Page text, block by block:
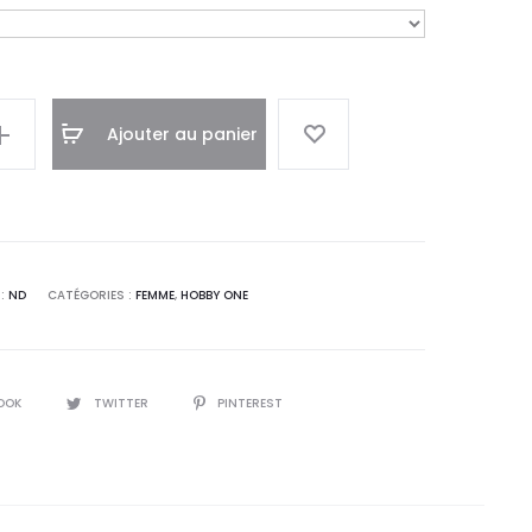
Ajouter au panier
ND CATÉGORIES : FEMME, HOBBY ONE
TWITTER PINTEREST